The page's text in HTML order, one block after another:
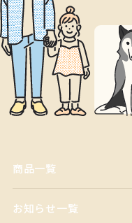
商品一覧
お知らせ一覧